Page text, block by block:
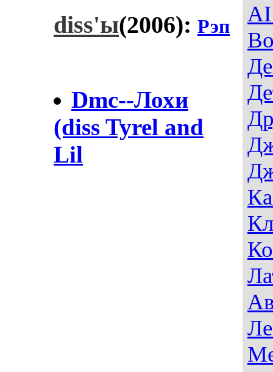
AI
diss'ы(2006): Рэп
Dmc--Лохи
(diss Tyrel and
Lil